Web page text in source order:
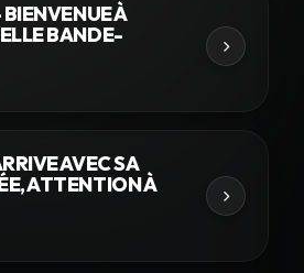
À
BANDE-
AVEC SA
ATTENTION À